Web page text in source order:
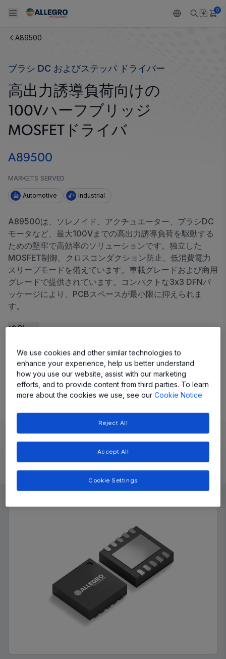
Back To Main Menu
製品
レギュレート
Back To Main Menu
用途
工業
Technologies
Back To Main Menu
設計サポート
設計と開発
Back To Main Menu
技術リソース
Resource Center
Back To Main Menu
ALLEGRO について
キャリア
Growth and Inclusion
お問い合わせ先
0
A89500
ブラシ DC およびステッパ ドライバー
高出力誘導負荷向けの
100Vハーフブリッジ
MOSFETドライバ
A89500
MARKETS SERVED
Automotive Industrial
A89500は、ソレノイド、アクチュエーター、ブラシDC
モータなど、最大100Vまでの高出力誘導負荷を駆動する
ための堅牢で高効率のソリューションです。独立した
MOSFET制御、クロスコンダクション防止、低消費電力
スリープモードを備えています。車載グレードおよび商用
グレードで提供されています。コンパクトな3x3 DFNパ
ッケージにより、PCBスペースが最小限に抑えられま
す。
Share
View Datasheet
Evaluation Board
LearnEvaluate and DesignDocumentation and Resources
Product Details
We use cookies and other similar technologies to
enhance your experience, help us better understand
how you use our website, assist with our marketing
efforts, and to provide content from third parties. To learn
more about the cookies we use, see ourCookie Notice
Reject All
Accept All
Cookie Settings